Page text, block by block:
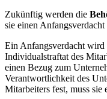
Zukünftig werden die
sie einen
Ein Anfangsverdacht
Individualstraftat des
einen Bezug zum
Verantwortlichkeit des
Mitarbeiters fest, muss sie